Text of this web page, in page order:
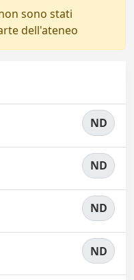
sono stati
dell'ateneo
ND
ND
ND
ND